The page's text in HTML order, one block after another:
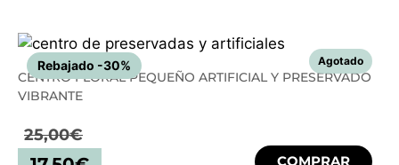
Rebajado -30%
CENTRO FLORAL PEQUEÑO ARTIFICIAL Y PRESERVADO
VIBRANTE
25,00€
COMPRAR